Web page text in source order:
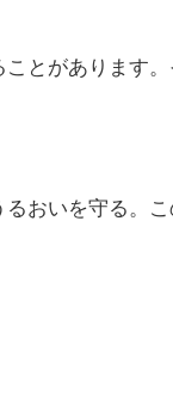
とがあります
おいを守る。